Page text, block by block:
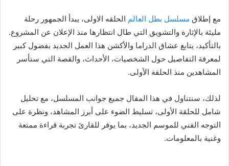
مع إطلاق مسلسل بطل العالم الحلقه الاولى، يبدأ الجمهور رحلة
مليئة بالإثارة والتشويق التي طال انتظارها منذ الإعلان عن المشروع.
بالتأكيد، يتابع عشاق الدراما والأكشن هذا العمل الجديد بفضول كبير
لمعرفة التفاصيل حول الشخصيات، الأحداث، والقصة التي ستأسر
المشاهدين منذ الحلقة الأولى.
لذلك، سنتناول في هذا المقال جميع جوانب المسلسل، مع تحليل
شامل للحلقة الأولى، تسليط الضوء على أبرز المشاهد، ونظرة على
التوجه الفني للموسم الجديد، بما يوفر للقارئ تجربة قراءة ممتعة
وغنية بالمعلومات.